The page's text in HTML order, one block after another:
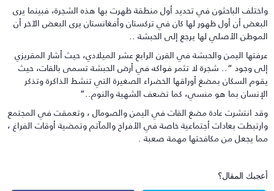
الباحثون في تحديد أول منطقة ظهرت بها هذه الشجرة، فبينما يرى
أن أول ظهور لها كان في تركستان وأفغانستان يرى البعض الآخر أن
الأصلي لها يرجع إلى الحبشة ..
اليمن والحبشة في القرن الرابع عشر الميلادي، حيث أشار المقريزي
وجود “.. شجرة لا تثمر فواكه في أرض الحبشة تسمى بالقات، حيث
السكان بمضغ أوراقها الخضراء الصغيرة التي تنشط الذاكرة وتذكر
بما هو منسي، كما تضعف الشهية والنوم..”
انتشرت عادة مضغ القات في اليمن والصومال ، وتعمقت في المجتمع
بعادات أجتماعية خاصة في الأفراح والمآتم وتمضية أوقات الفراغ ،
يجعل من مكافحتها مهمة صعبة .
المقال؟